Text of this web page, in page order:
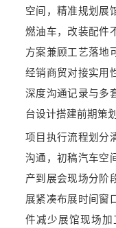
空间，精准规划展
燃油车，改装配件
方案兼顾工艺落地
经销商贸对接实用
深度沟通记录与多
台设计搭建前期策
项目执行流程划分
沟通，初稿汽车空
产到展会现场分阶
展紧凑布展时间窗
件减少展馆现场